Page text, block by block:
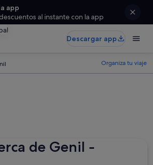
app
al instante con la app
Descargar app
Organiza tu viaje
de Genil -